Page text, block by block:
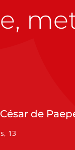
de
13